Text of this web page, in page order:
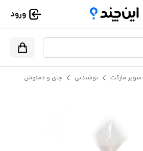
ورود
سوپر مارکت نوشیدنی چای و دمنوش